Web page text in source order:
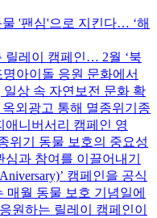
'팬심'으로 지킨다… ‘해
릴레이 캠페인… 2월 ‘북
아이돌 응원 문화에서
일상 속 자연보전 문화 확
외광고 통해 멸종위기종
애니버서리 캠페인 영
위기 동물 보호의 중요성
과 참여를 이끌어내기
캠페인을 공식
매월 동물 보호 기념일에
원하는 릴레이 캠페인이